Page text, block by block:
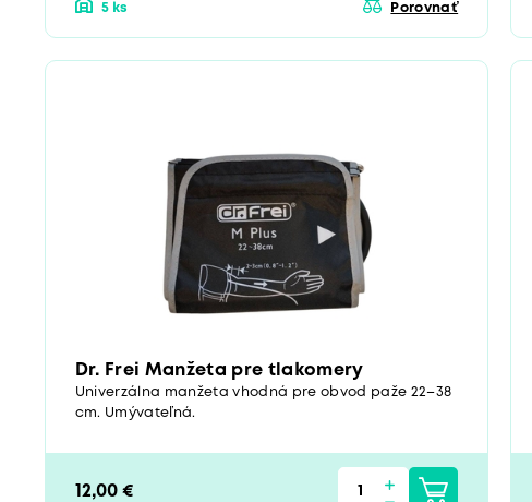
5 ks Porovnať
Dr. Frei Manžeta pre tlakomery
Univerzálna manžeta vhodná pre obvod paže 22–38
cm. Umývateľná.
12,00 €